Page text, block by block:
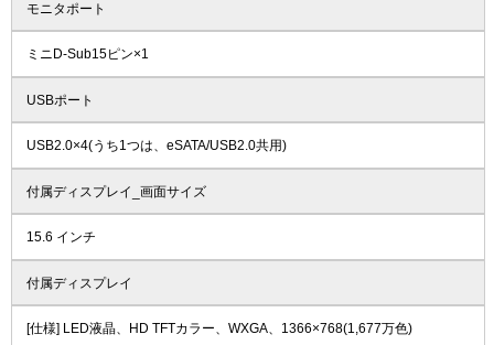
モニタポート
ミニD-Sub15ピン×1
USBポート
USB2.0×4(うち1つは、eSATA/USB2.0共用)
付属ディスプレイ_画面サイズ
15.6 インチ
付属ディスプレイ
[仕様] LED液晶、HD TFTカラー、WXGA、1366×768(1,677万色)